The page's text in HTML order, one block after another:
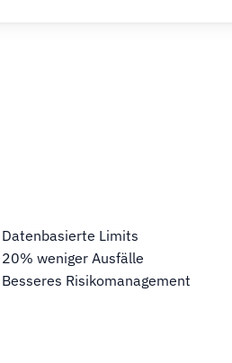
Datenbasierte Limits
20% weniger Ausfälle
Besseres Risikomanagement